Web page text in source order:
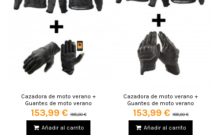
Cazadora de moto verano +
Guantes de moto verano
153,99 €188,00 €
Añadir al carrito
Cazadora de moto verano +
Guantes de moto verano
153,99 €188,00 €
Añadir al carrito